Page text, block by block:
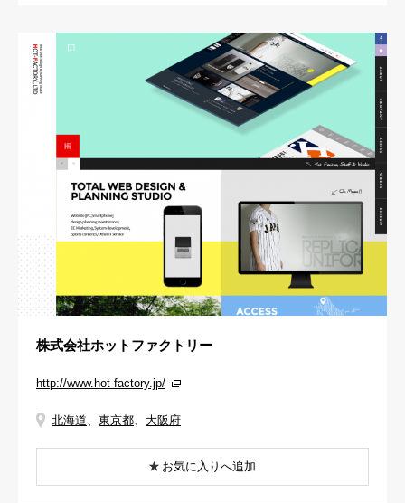
株式会社ホットファクトリー
http://www.hot-factory.jp/
北海道、 東京都、 大阪府
お気に入りへ追加